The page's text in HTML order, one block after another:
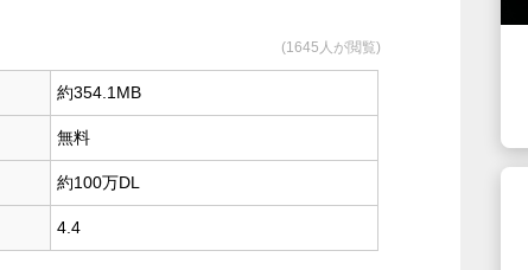
(1645人が閲覧)
約354.1MB
無料
約100万DL
4.4